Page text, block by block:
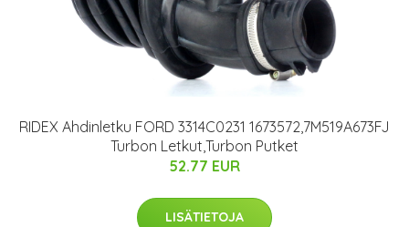
RIDEX Ahdinletku FORD 3314C0231 1673572,7M519A673FJ
Turbon Letkut,Turbon Putket
52.77 EUR
LISÄTIETOJA